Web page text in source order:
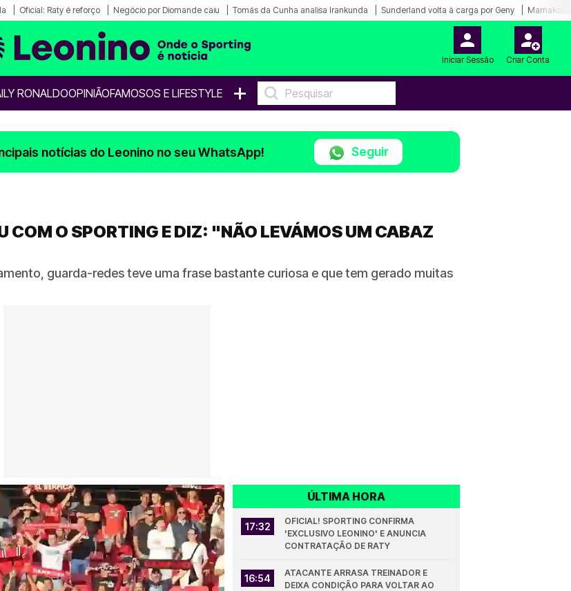
Oficial: Raty é reforço Negócio por Diomande caiu Tomás da Cunha analisa Irankunda Sunderland volta à carga por Geny
Iniciar Sessão Criar Conta
RONALDOOPINIÃOFAMOSOS E LIFESTYLE +
notícias do Leonino no seu WhatsApp! Seguir
COM O SPORTING E DIZ: "NÃO LEVÁMOS UM CABAZ
guarda-redes teve uma frase bastante curiosa e que tem gerado muitas
ÚLTIMA HORA
17:32
OFICIAL! SPORTING CONFIRMA
'EXCLUSIVO LEONINO' E ANUNCIA
CONTRATAÇÃO DE RATY
16:54
ATACANTE ARRASA TREINADOR E
DEIXA CONDIÇÃO PARA VOLTAR AO